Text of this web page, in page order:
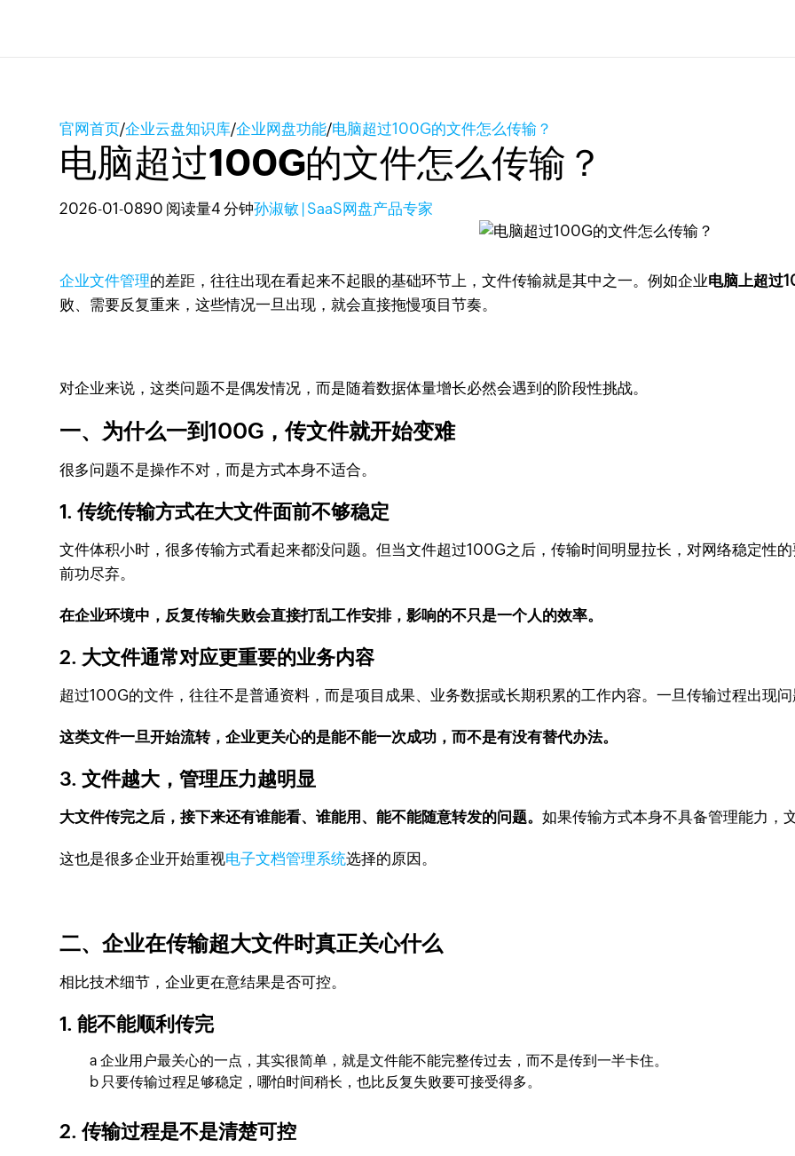
官网首页/企业云盘知识库/企业网盘功能/电脑超过100G的文件怎么传输？
电脑超过100G的文件怎么传输？
2026-01-0890 阅读量4 分钟孙淑敏 | SaaS网盘产品专家
企业文件管理的差距，往往出现在看起来不起眼的基础环节上，文件传输就是其中之一。例如企业电脑上超过
败、需要反复重来，这些情况一旦出现，就会直接拖慢项目节奏。
对企业来说，这类问题不是偶发情况，而是随着数据体量增长必然会遇到的阶段性挑战。
一、为什么一到100G，传文件就开始变难
很多问题不是操作不对，而是方式本身不适合。
1. 传统传输方式在大文件面前不够稳定
文件体积小时，很多传输方式看起来都没问题。但当文件超过100G之后，传输时间明显拉长，对网络稳定性
前功尽弃。
在企业环境中，反复传输失败会直接打乱工作安排，影响的不只是一个人的效率。
2. 大文件通常对应更重要的业务内容
超过100G的文件，往往不是普通资料，而是项目成果、业务数据或长期积累的工作内容。一旦传输过程出现
这类文件一旦开始流转，企业更关心的是能不能一次成功，而不是有没有替代办法。
3. 文件越大，管理压力越明显
大文件传完之后，接下来还有谁能看、谁能用、能不能随意转发的问题。如果传输方式本身不具备管理能力，
这也是很多企业开始重视电子文档管理系统选择的原因。
二、企业在传输超大文件时真正关心什么
相比技术细节，企业更在意结果是否可控。
1. 能不能顺利传完
a 企业用户最关心的一点，其实很简单，就是文件能不能完整传过去，而不是传到一半卡住。
b 只要传输过程足够稳定，哪怕时间稍长，也比反复失败要可接受得多。
2. 传输过程是不是清楚可控